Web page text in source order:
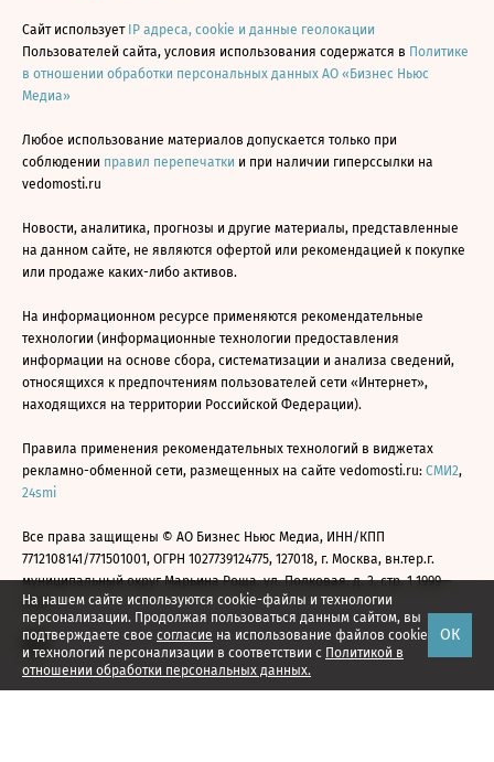
На нашем сайте используются cookie-файлы и технологии
персонализации. Продолжая пользоваться данным сайтом, вы
подтверждаете свое согласие на использование файлов cookie
и технологий персонализации в соответствии с Политикой в
отношении обработки персональных данных.
ОК
Сайт использует IP адреса, cookie и данные геолокации
Пользователей сайта, условия использования содержатся в Политике
в отношении обработки персональных данных АО «Бизнес Ньюс
Медиа»
Любое использование материалов допускается только при
соблюдении правил перепечатки и при наличии гиперссылки на
vedomosti.ru
Новости, аналитика, прогнозы и другие материалы, представленные
на данном сайте, не являются офертой или рекомендацией к покупке
или продаже каких-либо активов.
На информационном ресурсе применяются рекомендательные
технологии (информационные технологии предоставления
информации на основе сбора, систематизации и анализа сведений,
относящихся к предпочтениям пользователей сети «Интернет»,
находящихся на территории Российской Федерации).
Правила применения рекомендательных технологий в виджетах
рекламно-обменной сети, размещенных на сайте vedomosti.ru: СМИ2,
24smi
Все права защищены © АО Бизнес Ньюс Медиа, ИНН/КПП
7712108141/771501001, ОГРН 1027739124775, 127018, г. Москва, вн.тер.г.
муниципальный округ Марьина Роща, ул. Полковая, д. 3, стр. 1 1999—
2026